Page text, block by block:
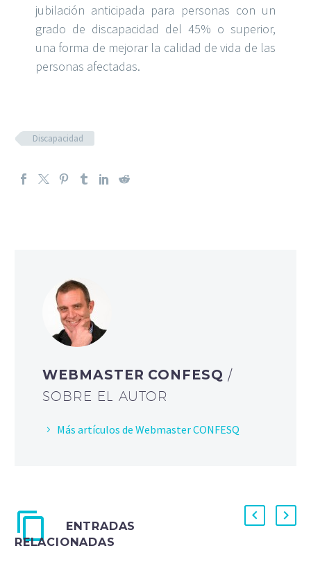
jubilación anticipada para personas con un
grado de discapacidad del 45% o superior,
una forma de mejorar la calidad de vida de las
personas afectadas.
Discapacidad
WEBMASTER CONFESQ/
SOBRE EL AUTOR
Más artículos de Webmaster CONFESQ
ENTRADAS
RELACIONADAS